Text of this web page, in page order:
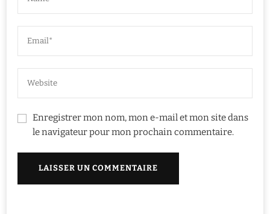
Enregistrer mon nom, mon e-mail et mon site dans
le navigateur pour mon prochain commentaire.